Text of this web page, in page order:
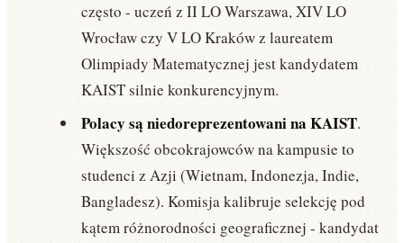
często - uczeń z II LO Warszawa, XIV LO
Wrocław czy V LO Kraków z laureatem
Olimpiady Matematycznej jest kandydatem
KAIST silnie konkurencyjnym.
Polacy są niedoreprezentowani na KAIST.
Większość obcokrajowców na kampusie to
studenci z Azji (Wietnam, Indonezja, Indie,
Bangladesz). Komisja kalibruje selekcję pod
kątem różnorodności geograficznej - kandydat